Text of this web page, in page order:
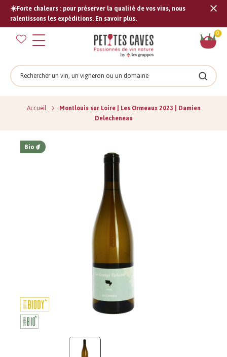
☀️Forte chaleurs : pour préserver la qualité de vos vins, nous
ralentissons les expéditions. En savoir plus.
0
Rechercher
Accueil
Montlouis sur Loire | Les Ormeaux 2023 | Damien
Delecheneau
Bio